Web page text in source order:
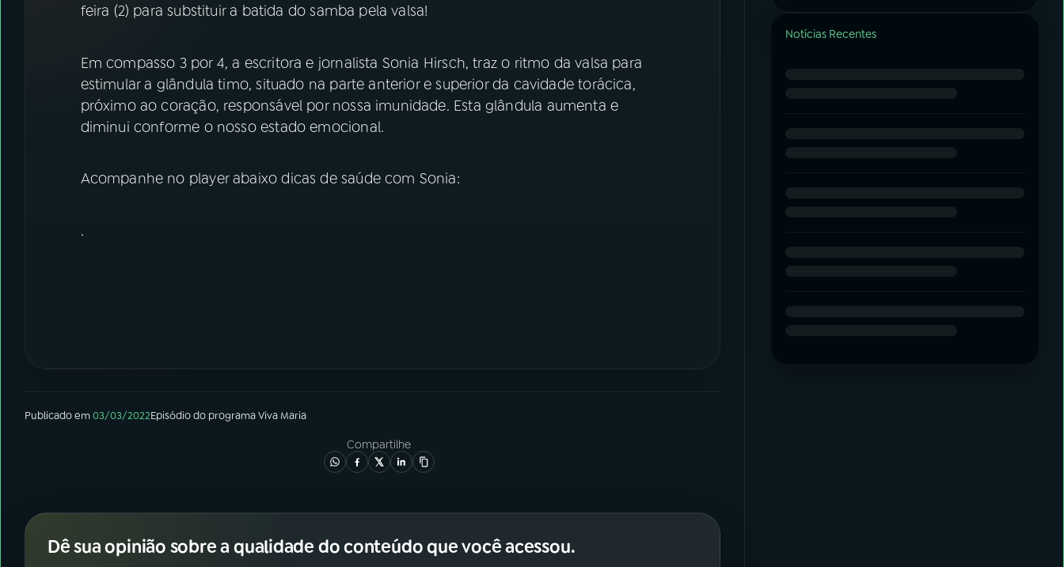
ACOMPANHE A RÁDIO NACIONAL
YouTube Facebook
feira (2) para substituir a batida do samba pela valsa!
Em compasso 3 por 4, a escritora e jornalista Sonia Hirsch, traz o ritmo da valsa para
estimular a glândula timo, situado na parte anterior e superior da cavidade torácica,
próximo ao coração, responsável por nossa imunidade. Esta glândula aumenta e
diminui conforme o nosso estado emocional.
Acompanhe no player abaixo dicas de saúde com Sonia:
.
Publicado em03/03/2022Episódiodo programaViva Maria
Compartilhe
Dê sua opinião sobre a qualidade do conteúdo que você acessou.
Notícias Recentes